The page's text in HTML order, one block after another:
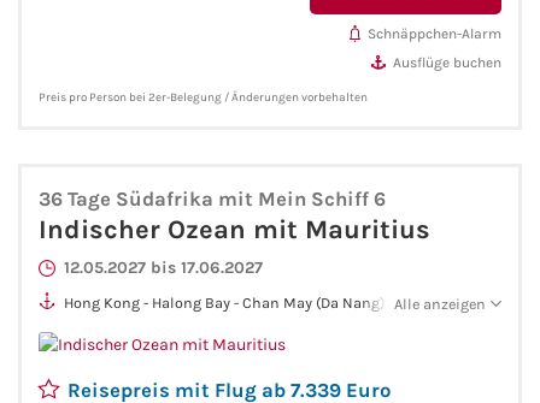
AIDA Cruises
TUI Cruises
MSC Kreuzfahrten
Costa Kreuzfahrten
Schnäppchen-Alarm
Ausflüge buchen
Preis pro Person bei 2er-Belegung / Änderungen vorbehalten
36 Tage Südafrika mit Mein Schiff 6
Indischer Ozean mit Mauritius
12.05.2027 bis 17.06.2027
Hong Kong - Halong Bay - Chan May (Da Nang) - Phu My (Ho-
Singapur - Port Klang (Kuala Lumpur) - Colombo - Malé - Port
Alle anzeigen
Reisepreis mit Flug ab 7.339 Euro